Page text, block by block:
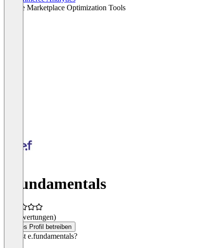
Online Marketplace Optimization Tools
e.fundamentals
(0 Bewertungen)
Dieses Profil betreiben
Was ist e.fundamentals?